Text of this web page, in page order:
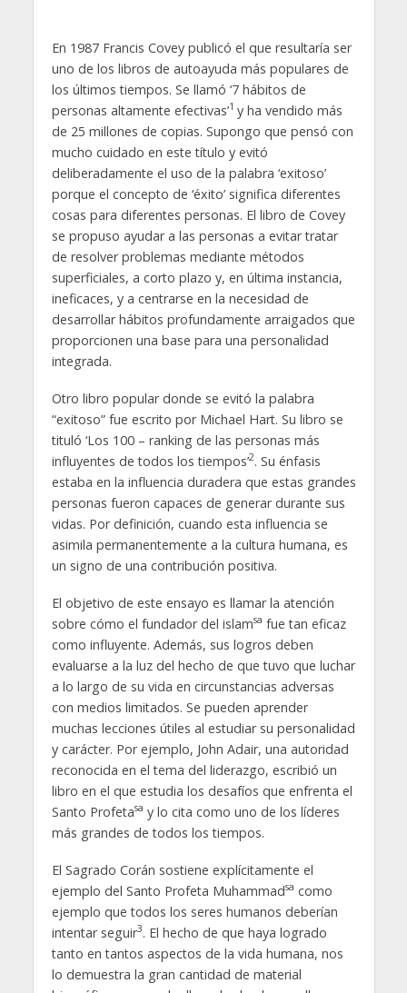
En 1987 Francis Covey publicó el que resultaría ser
uno de los libros de autoayuda más populares de
los últimos tiempos. Se llamó ‘7 hábitos de
personas altamente efectivas’1 y ha vendido más
de 25 millones de copias. Supongo que pensó con
mucho cuidado en este título y evitó
deliberadamente el uso de la palabra ‘exitoso’
porque el concepto de ‘éxito’ significa diferentes
cosas para diferentes personas. El libro de Covey
se propuso ayudar a las personas a evitar tratar
de resolver problemas mediante métodos
superficiales, a corto plazo y, en última instancia,
ineficaces, y a centrarse en la necesidad de
desarrollar hábitos profundamente arraigados que
proporcionen una base para una personalidad
integrada.
Otro libro popular donde se evitó la palabra
“exitoso” fue escrito por Michael Hart. Su libro se
tituló ‘Los 100 – ranking de las personas más
influyentes de todos los tiempos’2. Su énfasis
estaba en la influencia duradera que estas grandes
personas fueron capaces de generar durante sus
vidas. Por definición, cuando esta influencia se
asimila permanentemente a la cultura humana, es
un signo de una contribución positiva.
El objetivo de este ensayo es llamar la atención
sobre cómo el fundador del islamsa fue tan eficaz
como influyente. Además, sus logros deben
evaluarse a la luz del hecho de que tuvo que luchar
a lo largo de su vida en circunstancias adversas
con medios limitados. Se pueden aprender
muchas lecciones útiles al estudiar su personalidad
y carácter. Por ejemplo, John Adair, una autoridad
reconocida en el tema del liderazgo, escribió un
libro en el que estudia los desafíos que enfrenta el
Santo Profetasa y lo cita como uno de los líderes
más grandes de todos los tiempos.
El Sagrado Corán sostiene explícitamente el
ejemplo del Santo Profeta Muhammadsa como
ejemplo que todos los seres humanos deberían
intentar seguir3. El hecho de que haya logrado
tanto en tantos aspectos de la vida humana, nos
lo demuestra la gran cantidad de material